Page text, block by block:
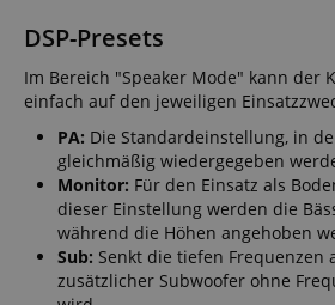
DSP-Presets
Im Bereich "Speaker Mode" kann der
einfach auf den jeweiligen
PA: Die Standardeinstellung, in
gleichmäßig wiedergegeben
Monitor: Für den Einsatz als
dieser Einstellung werden die
während die Höhen angehoben
Sub: Senkt die tiefen Frequenzen
zusätzlicher Subwoofer ohne